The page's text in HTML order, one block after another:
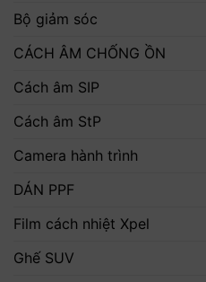
Bộ giảm sóc
CÁCH ÂM CHỐNG ỒN
Cách âm SIP
Cách âm StP
Camera hành trình
DÁN PPF
Film cách nhiệt Xpel
Ghế SUV